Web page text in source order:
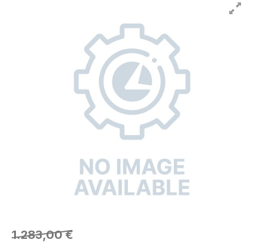
1.283,00 €